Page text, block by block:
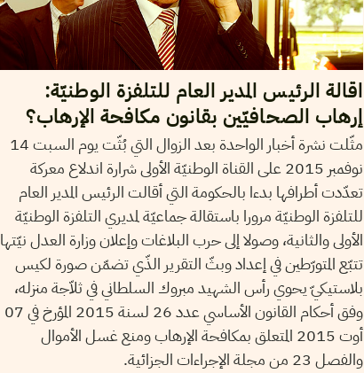
اقالة الرئيس المدير العام للتلفزة الوطنيّة:
إرهاب الصحافيّين بقانون مكافحة الإرهاب؟
مثّلت نشرة أخبار الواحدة بعد الزوال التي بُثّت يوم السبت 14
نوفمبر 2015 على القناة الوطنيّة الأولى شرارة اندلاع معركة
تعدّدت أطرافها بدءا بالحكومة التي أقالت الرئيس المدير العام
للتلفزة الوطنيّة مرورا باستقالة جماعيّة لمديري التلفزة الوطنيّة
الأولى والثانية، وصولا إلى حرب البلاغات وإعلان وزارة العدل نيّتها
تتبّع المتورّطين في إعداد وبثّ التقرير الذّي تضمّن صورة لكيس
بلاستيكيّ يحوي رأس الشهيد مبروك السلطاني في ثلاّجة منزله،
وفق أحكام القانون الأساسي عدد 26 لسنة 2015 المؤرخ في 07
أوت 2015 المتعلق بمكافحة الإرهاب ومنع غسل الأموال
والفصل 23 من مجلة الإجراءات الجزائية.